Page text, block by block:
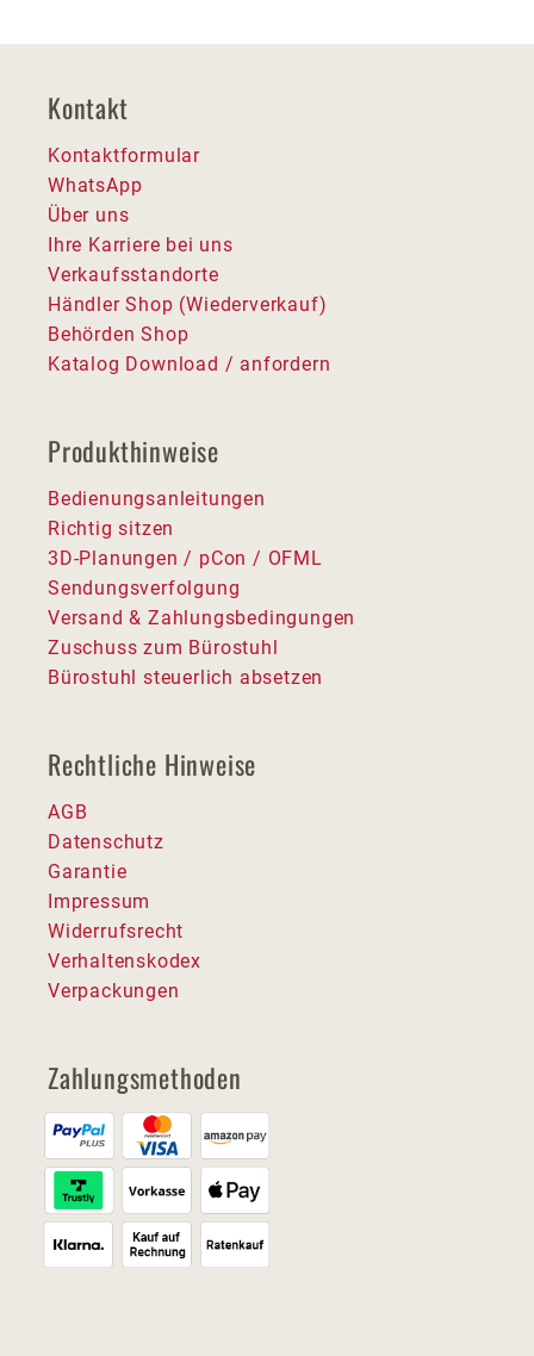
Kontakt
Kontaktformular
WhatsApp
Über uns
Ihre Karriere bei uns
Verkaufsstandorte
Händler Shop (Wiederverkauf)
Behörden Shop
Katalog Download / anfordern
Produkthinweise
Bedienungsanleitungen
Richtig sitzen
3D-Planungen / pCon / OFML
Sendungsverfolgung
Versand & Zahlungsbedingungen
Zuschuss zum Bürostuhl
Bürostuhl steuerlich absetzen
Rechtliche Hinweise
AGB
Datenschutz
Garantie
Impressum
Widerrufsrecht
Verhaltenskodex
Verpackungen
Zahlungsmethoden